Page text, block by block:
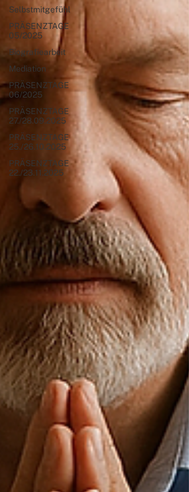
Selbstmitgefühl
PRÄSENZTAGE
05/2025
Biografiearbeit
Mediation
PRÄSENZTAGE
06/2025
PRÄSENZTAGE
27./28.09.2025
PRÄSENZTAGE
25./26.10.2025
PRÄSENZTAGE
22./23.11.2025